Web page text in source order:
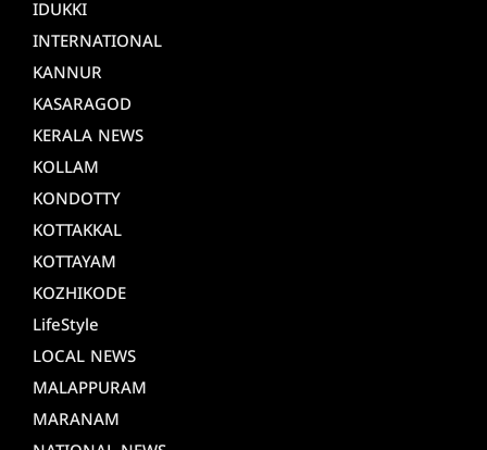
IDUKKI
INTERNATIONAL
KANNUR
KASARAGOD
KERALA NEWS
KOLLAM
KONDOTTY
KOTTAKKAL
KOTTAYAM
KOZHIKODE
LifeStyle
LOCAL NEWS
MALAPPURAM
MARANAM